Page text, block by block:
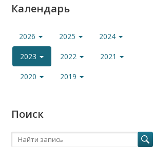
Календарь
2026 2025 2024
2023 2022 2021
2020 2019
Поиск